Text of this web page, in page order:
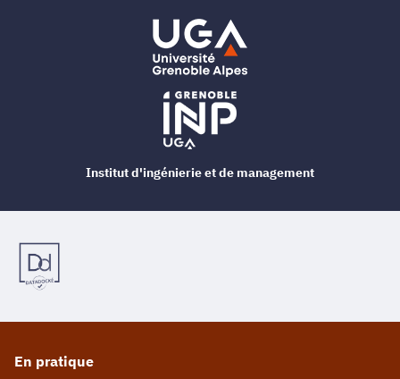
En pratique
Institut d'ingénierie et de management